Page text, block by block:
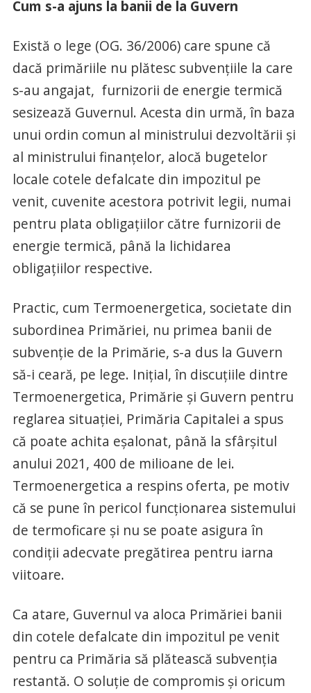
Cum s-a ajuns la banii de la Guvern
Există o lege (OG. 36/2006) care spune că
dacă primăriile nu plătesc subvențiile la care
s-au angajat, furnizorii de energie termică
sesizează Guvernul. Acesta din urmă, în baza
unui ordin comun al ministrului dezvoltării şi
al ministrului finanţelor, alocă bugetelor
locale cotele defalcate din impozitul pe
venit, cuvenite acestora potrivit legii, numai
pentru plata obligaţiilor către furnizorii de
energie termică, până la lichidarea
obligaţiilor respective.
Practic, cum Termoenergetica, societate din
subordinea Primăriei, nu primea banii de
subvenție de la Primărie, s-a dus la Guvern
să-i ceară, pe lege. Inițial, în discuțiile dintre
Termoenergetica, Primărie și Guvern pentru
reglarea situației, Primăria Capitalei a spus
că poate achita eșalonat, până la sfârșitul
anului 2021, 400 de milioane de lei.
Termoenergetica a respins oferta, pe motiv
că se pune în pericol funcționarea sistemului
de termoficare și nu se poate asigura în
condiții adecvate pregătirea pentru iarna
viitoare.
Ca atare, Guvernul va aloca Primăriei banii
din cotele defalcate din impozitul pe venit
pentru ca Primăria să plătească subvenția
restantă. O soluție de compromis și oricum